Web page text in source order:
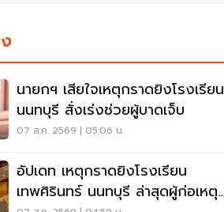
นายกฯ เสียใจเหตุกราดยิงโรงเรียน
นนทบุรี สั่งเร่งช่วยผู้บาดเจ็บ
07 ส.ค. 2569 | 05:06 น.
อัปเดท เหตุกราดยิงโรงเรียน
เทพศิรินทร์ นนทบุรี ล่าสุดผู้ก่อเหตุ